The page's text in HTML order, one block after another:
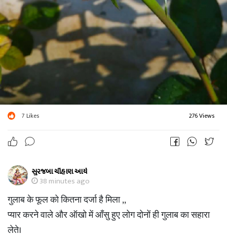
7 Likes 276 Views
સુરજબા ચૌહાણ આર્ય
38 minutes ago
गुलाब के फूल को कितना दर्जा है मिला ,,
प्यार करने वाले और ऑखो में आँसु हुए लोग दोनों ही गुलाब का सहारा
लेते।